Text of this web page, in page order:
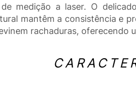
medição a laser. O
mantêm a consistência e
rachaduras, oferecendo